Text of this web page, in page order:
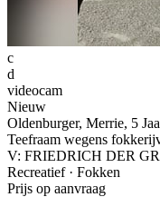
c
d
videocam
Nieuw
Oldenburger, Merrie, 5
Teefraam wegens
V: FRIEDRICH DER
Recreatief · Fokken
Prijs op aanvraag